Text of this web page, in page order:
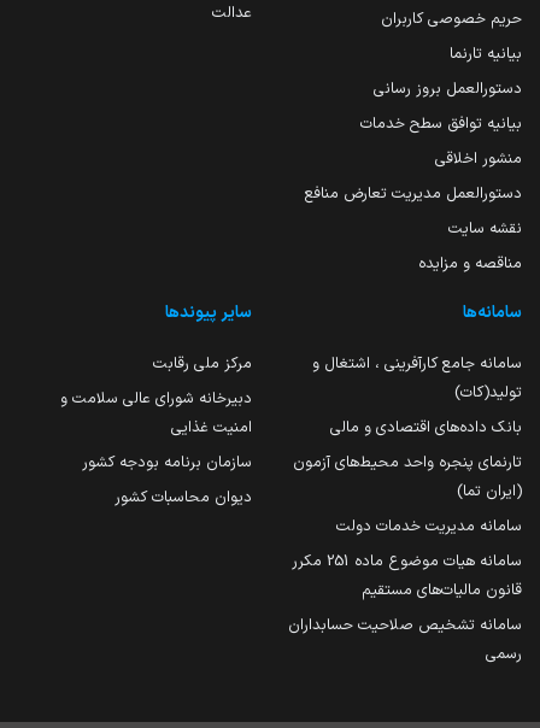
حریم خصوصی کاربران
بیانیه تارنما
دستورالعمل بروز رسانی
بیانیه توافق سطح خدمات
منشور اخلاقی
دستورالعمل مدیریت تعارض منافع
نقشه سایت
مناقصه و مزایده
عدالت
سامانه‌ها
سامانه جامع کارآفرینی ، اشتغال و
تولید(کات)
بانک داده‌های اقتصادی و مالی
تارنمای پنجره واحد محیط‌های آزمون
(ایران تما)
سامانه مدیریت خدمات دولت
سامانه هیات موضوع ماده 251 مکرر
قانون مالیات‌های مستقیم
سامانه تشخیص صلاحیت حسابداران
رسمی
سایر پیوندها
مرکز ملی رقابت
دبیرخانه شورای عالی سلامت و
امنیت غذایی
سازمان برنامه بودجه کشور
دیوان محاسبات کشور